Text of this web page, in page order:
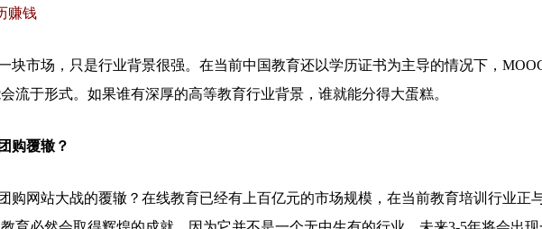
赚钱
市场，只是行业背景很强。在当前中国教育还以学历证书为主导的情况下，
流于形式。如果谁有深厚的高等教育行业背景，谁就能分得大蛋糕。
购覆辙？
网站大战的覆辙？在线教育已经有上百亿元的市场规模，在当前教育培训行业正